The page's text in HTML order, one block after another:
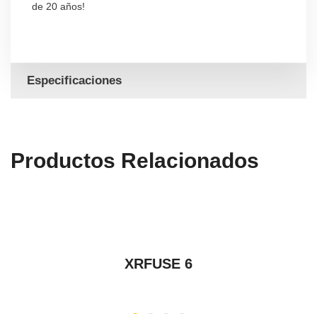
de 20 años!
Especificaciones
Productos Relacionados
XRFUSE 6